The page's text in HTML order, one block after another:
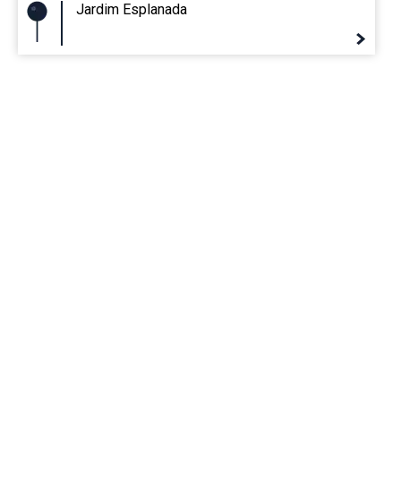
Jardim Esplanada